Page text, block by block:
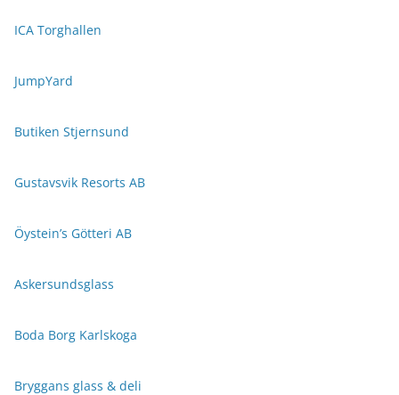
ICA Torghallen
JumpYard
Butiken Stjernsund
Gustavsvik Resorts AB
Öystein’s Götteri AB
Askersundsglass
Boda Borg Karlskoga
Bryggans glass & deli